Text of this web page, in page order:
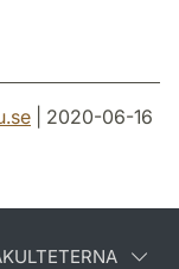
.se | 2020-06-16